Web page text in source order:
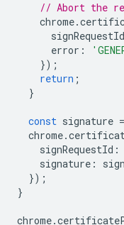
// Abort the
chrome.
signRequestId
error :
});
return ;
}
const signature =
chrome.
signRequestId :
signature :
});
}
chrome.